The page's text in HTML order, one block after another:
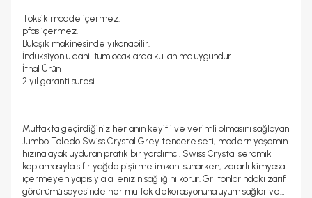
Toksik madde içermez.
pfas içermez.
Bulaşık makinesinde yıkanabilir.
İndüksiyonlu dahil tüm ocaklarda kullanıma uygundur.
İthal Ürün
2 yıl garanti süresi
Mutfakta geçirdiğiniz her anın keyifli ve verimli olmasını sağlayan
Jumbo Toledo Swiss Crystal Grey tencere seti, modern yaşamın
hızına ayak uyduran pratik bir yardımcı. Swiss Crystal seramik
kaplamasıyla sıfır yağda pişirme imkanı sunarken, zararlı kimyasal
içermeyen yapısıyla ailenizin sağlığını korur. Gri tonlarındaki zarif
görünümü sayesinde her mutfak dekorasyonuna uyum sağlar ve